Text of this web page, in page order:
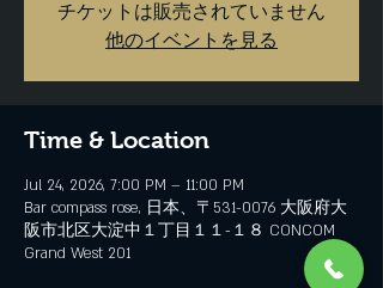
チケットは販売されていません
他のイベントを見る
Time & Location
Jul 24, 2026, 7:00 PM – 11:00 PM
Bar compass rose, 日本、〒531-0076 大阪府大
阪市北区大淀中１丁目１１−１８ CONCOM
Grand West 201